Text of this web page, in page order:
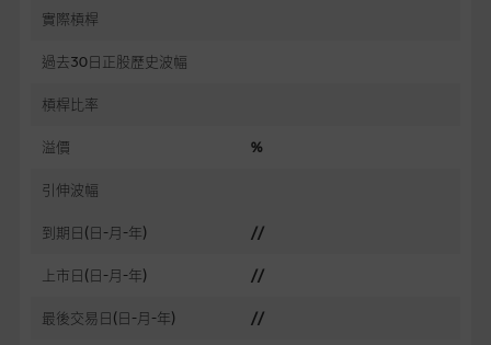
實際槓桿
過去30日正股歷史波幅
槓桿比率
溢價 %
引伸波幅
到期日(日-月-年) //
上市日(日-月-年) //
最後交易日(日-月-年) //